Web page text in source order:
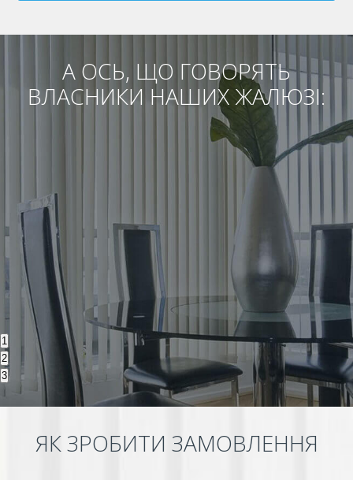
А ОСЬ, ЩО ГОВОРЯТЬ
ВЛАСНИКИ НАШИХ ЖАЛЮЗІ:
1
2
3
ЯК ЗРОБИТИ ЗАМОВЛЕННЯ